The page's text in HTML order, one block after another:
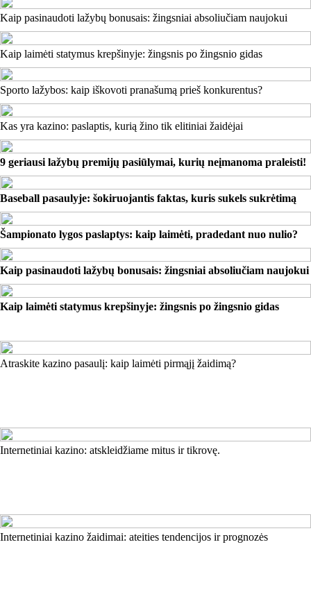
Kaip pasinaudoti lažybų bonusais: žingsniai absoliučiam naujokui
Kaip laimėti statymus krepšinyje: žingsnis po žingsnio gidas
Sporto lažybos: kaip iškovoti pranašumą prieš konkurentus?
Kas yra kazino: paslaptis, kurią žino tik elitiniai žaidėjai
9 geriausi lažybų premijų pasiūlymai, kurių neįmanoma praleisti!
Baseball pasaulyje: šokiruojantis faktas, kuris sukels sukrėtimą
Šampionato lygos paslaptys: kaip laimėti, pradedant nuo nulio?
Kaip pasinaudoti lažybų bonusais: žingsniai absoliučiam naujokui
Kaip laimėti statymus krepšinyje: žingsnis po žingsnio gidas
Atraskite kazino pasaulį: kaip laimėti pirmąjį žaidimą?
Internetiniai kazino: atskleidžiame mitus ir tikrovę.
Internetiniai kazino žaidimai: ateities tendencijos ir prognozės